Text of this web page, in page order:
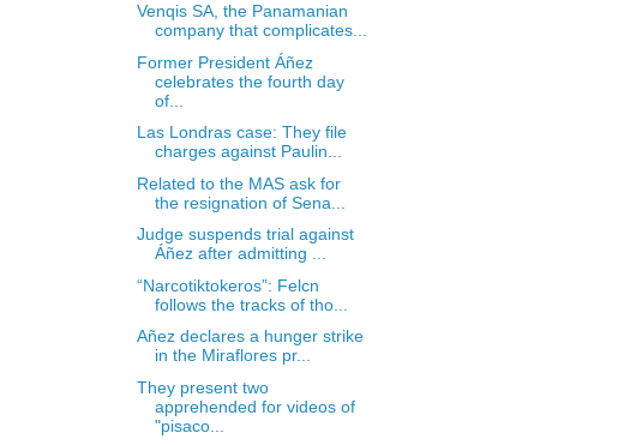
Venqis SA, the Panamanian
company that complicates...
Former President Áñez
celebrates the fourth day
of...
Las Londras case: They file
charges against Paulin...
Related to the MAS ask for
the resignation of Sena...
Judge suspends trial against
Áñez after admitting ...
“Narcotiktokeros”: Felcn
follows the tracks of tho...
Añez declares a hunger strike
in the Miraflores pr...
They present two
apprehended for videos of
"pisaco...